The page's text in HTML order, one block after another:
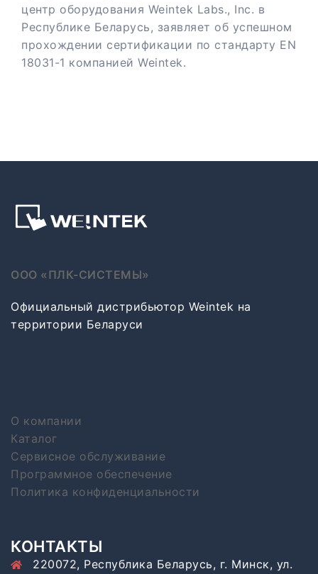
центр оборудования Weintek Labs., Inc. в
Республике Беларусь, заявляет об успешном
прохождении сертификации по стандарту EN
18031-1 компанией Weintek.
ООО «ПЛК-СИСТЕМЫ»
Официальный дистрибьютор Weintek на
территории Беларуси
О компании
Каталог
Сервисное обслуживание
Программное обеспечение
Политика конфиденциальности
КОНТАКТЫ
220072, Республика Беларусь, г. Минск, ул.